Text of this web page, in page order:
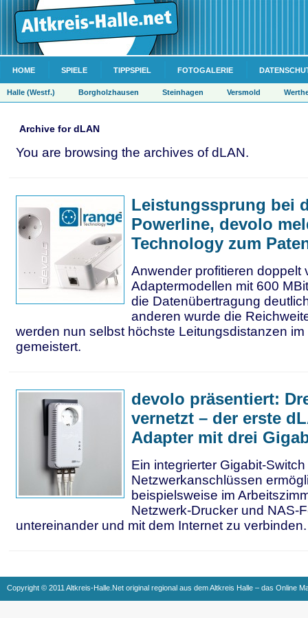
HOME SPIELE TIPPSPIEL FOTOGALERIE
Halle (Westf.) Borgholzhausen Steinhagen Versmold
Archive for dLAN
You are browsing the archives of dLAN.
Leistungssprung bei
Powerline, devolo
Technology zum
Anwender profitieren doppelt
Adaptermodellen mit 600
die Datenübertragung
anderen wurde die
werden nun selbst höchste Leitungsdistanzen im
gemeistert.
devolo präsentiert:
vernetzt – der erste
Adapter mit drei
Ein integrierter Gigabit-
Netzwerkanschlüssen
beispielsweise im
Netzwerk-Drucker und NAS-
untereinander und mit dem Internet zu verbinden.
Copyright © 2011 Altkreis-Halle.Net original regional aus dem Altkreis Halle – das Online